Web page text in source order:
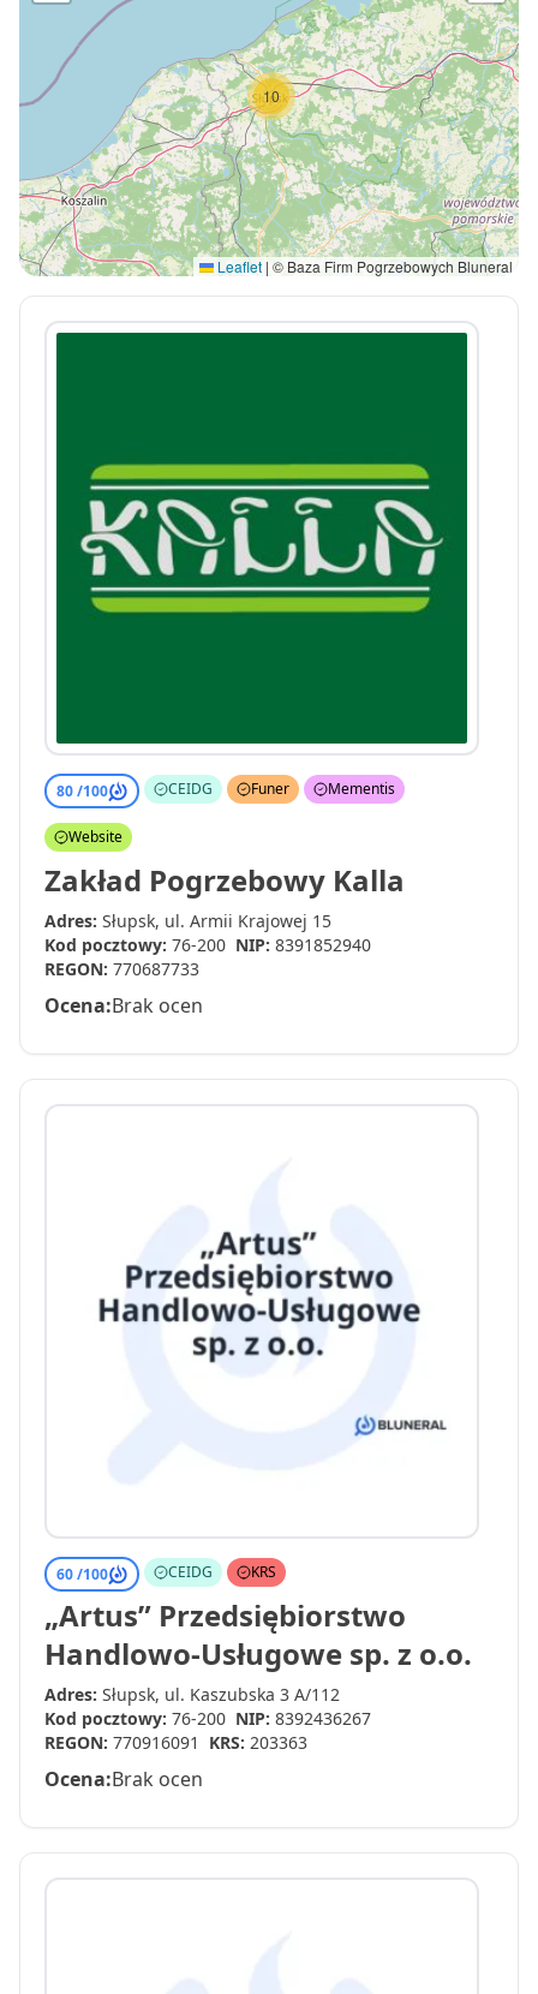
10
Leaflet | © Baza Firm Pogrzebowych Bluneral
80 /100 CEIDG Funer Mementis
Website
Zakład Pogrzebowy Kalla
Adres: Słupsk, ul. Armii Krajowej 15
Kod pocztowy: 76-200 NIP: 8391852940
REGON: 770687733
Ocena:Brak ocen
60 /100 CEIDG KRS
„Artus” Przedsiębiorstwo
Handlowo-Usługowe sp. z o.o.
Adres: Słupsk, ul. Kaszubska 3 A/112
Kod pocztowy: 76-200 NIP: 8392436267
REGON: 770916091 KRS: 203363
Ocena:Brak ocen